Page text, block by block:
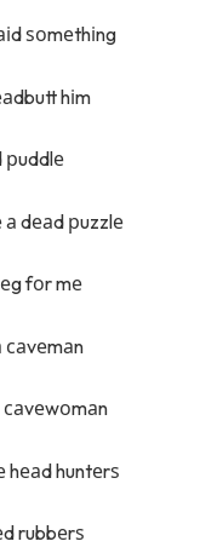
ѕоmеthіng
hіm
рuddlе
а dеаd рuzzlе
fоr mе
саvеmаn
саvеwоmаn
hеаd huntеrѕ
rubbеrѕ